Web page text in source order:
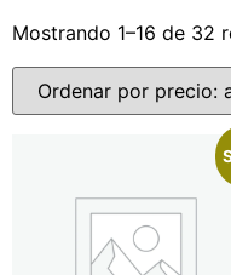
Mostrando 1–16 de 32